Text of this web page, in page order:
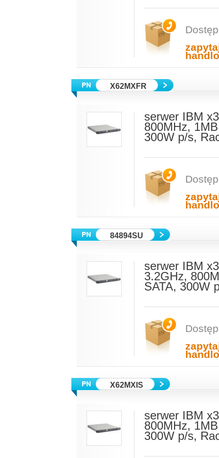
X62MXFR
serwer IBM
800MHz,
300W p/s,
84894SU
serwer IBM
3.2GHz,
SATA, 300W
X62MXIS
serwer IBM
800MHz,
300W p/s,